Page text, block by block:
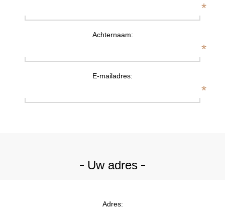
*
Achternaam:
*
E-mailadres:
*
Uw adres
Adres: